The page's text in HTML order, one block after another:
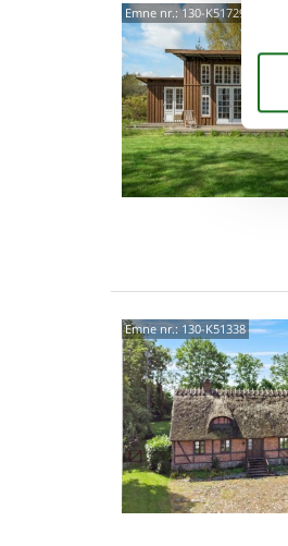
Emne nr.:130-K51729
Emne nr.: 130-K51338